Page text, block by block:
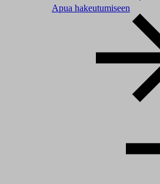
Apua hakeutumiseen